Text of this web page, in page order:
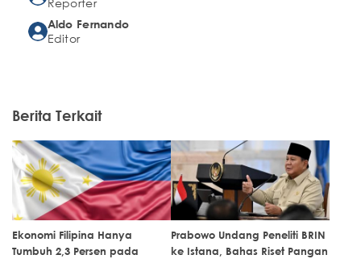
Aldo Fernando
Editor
Berita Terkait
Ekonomi Filipina Hanya
Tumbuh 2,3 Persen pada
Prabowo Undang Peneliti BRIN
ke Istana, Bahas Riset Pangan